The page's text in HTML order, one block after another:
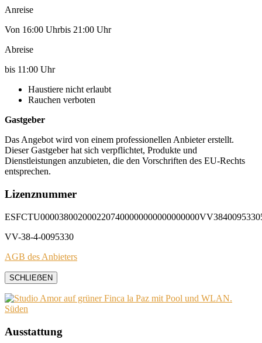
Anreise
Von 16:00 Uhrbis 21:00 Uhr
Abreise
bis 11:00 Uhr
Haustiere nicht erlaubt
Rauchen verboten
Gastgeber
Das Angebot wird von einem professionellen Anbieter erstellt.
Dieser Gastgeber hat sich verpflichtet, Produkte und
Dienstleistungen anzubieten, die den Vorschriften des EU-Rechts
entsprechen.
Lizenznummer
VV-38-4-0095330
AGB des Anbieters
SCHLIEẞEN
Ausstattung